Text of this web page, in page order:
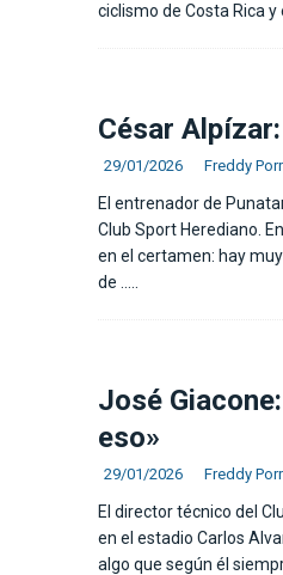
ciclismo de Costa Rica y
César
29/01/2026 Freddy
El entrenador de
Club Sport Herediano.
en el certamen: hay
de
José
eso»
29/01/2026 Freddy
El director técnico del
en el estadio Carlos
algo que según él